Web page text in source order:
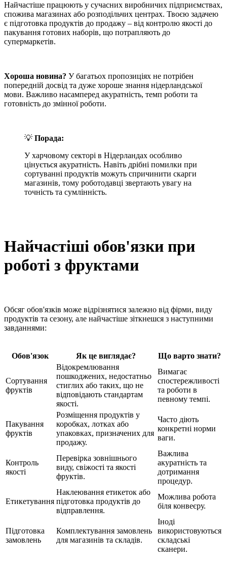
Найчастіше працюють у сучасних виробничих підприємствах,
спожива магазинах або розподільчих центрах. Твоєю задачею
є підготовка продуктів до продажу – від контролю якості до
пакування готових наборів, що потрапляють до
супермаркетів.
Хороша новина? У багатьох пропозиціях не потрібен
попередній досвід та дуже хороше знання нідерландської
мови. Важливо насамперед акуратність, темп роботи та
готовність до змінної роботи.
💡 Порада:
У харчовому секторі в Нідерландах особливо
цінується акуратність. Навіть дрібні помилки при
сортуванні продуктів можуть спричинити скарги
магазинів, тому роботодавці звертають увагу на
точність та сумлінність.
Найчастіші обов'язки при
роботі з фруктами
Обсяг обов'язків може відрізнятися залежно від фірми, виду
продуктів та сезону, але найчастіше зіткнешся з наступними
завданнями:
Обов'язок Як це виглядає? Що варто знати?
Сортування
фруктів
Відокремлювання
пошкоджених, недостатньо
стиглих або таких, що не
відповідають стандартам
якості.
Вимагає
спостережливості
та роботи в
певному темпі.
Пакування
фруктів
Розміщення продуктів у
коробках, лотках або
упаковках, призначених для
продажу.
Часто діють
конкретні норми
ваги.
Контроль
якості
Перевірка зовнішнього
виду, свіжості та якості
фруктів.
Важлива
акуратність та
дотримання
процедур.
Етикетування
Наклеювання етикеток або
підготовка продуктів до
відправлення.
Можлива робота
біля конвеєру.
Підготовка
замовлень
Комплектування замовлень
для магазинів та складів.
Іноді
використовуються
складські
сканери.